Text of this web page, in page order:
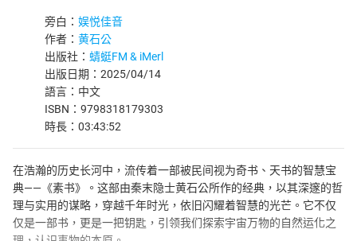
旁白： 娱悦佳音
作者： 黄石公
出版社： 蜻蜓FM & iMerl
出版日期：2025/04/14
語言：中文
ISBN：9798318179303
時長：03:43:52
在浩瀚的历史长河中，流传着一部被民间视为奇书、天书的智慧宝
典——《素书》。这部由秦末隐士黄石公所作的经典，以其深邃的哲
理与实用的谋略，穿越千年时光，依旧闪耀着智慧的光芒。它不仅
仅是一部书，更是一把钥匙，引领我们探索宇宙万物的自然运化之